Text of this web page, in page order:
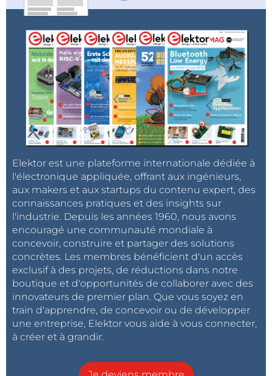
Elektor est une plateforme internationale dédiée à
l'électronique appliquée, offrant aux ingénieurs,
aux makers et aux startups du contenu expert, des
connaissances pratiques et des insights sur
l'industrie. Depuis les années 1960, nous avons
encouragé une communauté mondiale à
concevoir, construire et partager des solutions
concrètes. Les membres bénéficient d'un accès
exclusif à des projets, de réductions dans notre
boutique et d'opportunités de collaborer avec des
innovateurs de premier plan. Que vous soyez en
train d'apprendre, de concevoir ou de développer
une entreprise, Elektor vous aide à vous connecter,
à créer et à grandir.